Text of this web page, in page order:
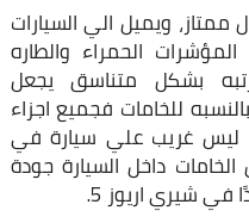
ممتاز، ويميل الي السيارات
الحمراء والطاره
بشكل متناسق يجعل
للخامات فجميع اجزاء
ليس غريب علي سيارة في
داخل السيارة جودة
في شيري اريوز 5.